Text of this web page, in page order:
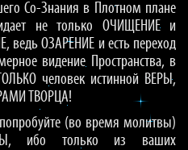
Со-Знания в Плотном плане
не только ОЧИЩЕНИЕ и
ведь ОЗАРЕНИЕ и есть переход
видение Пространства, в
человек истинной ВЕРЫ,
ТВОРЦА!
(во время молитвы)
ибо только из ваших